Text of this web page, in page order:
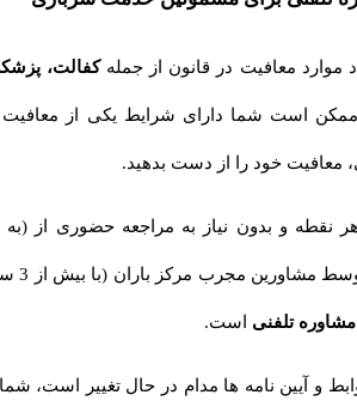
معافیت در قانون از جملهکفالت، پزشکی،
است شما دارای شرایط یکی از معافیت ها
خود را از دست بدهید.
و بدون نیاز به مراجعه حضوری از (به جز
تعطیلات رسمی) توسط مشاورین مجرب مرکز باران (با بیش از 3 سال
تلفنیاست.
و آیین نامه ها مدام در حال تغییر است، شما را